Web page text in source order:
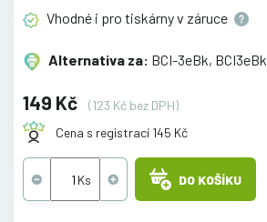
Vhodné i pro tiskárny v záruce
Alternativa za: BCI-3eBk, BCI3eBk
149 Kč
(123 Kč bez DPH)
Cena s registrací 145 Kč
DO KOŠÍKU